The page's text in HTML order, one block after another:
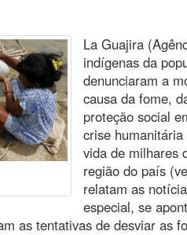
La Guajira
indígenas da
denunciaram a
causa da fome,
proteção social
crise
vida de milhares
região do país
relatam as
especial, se
as tentativas de desviar as